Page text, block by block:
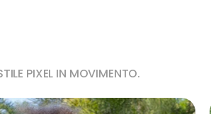
PIXEL IN MOVIMENTO.